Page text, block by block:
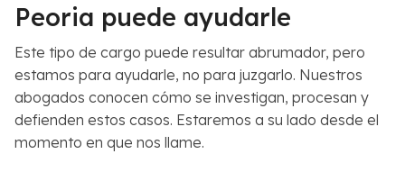
Peoria puede ayudarle
Este tipo de cargo puede resultar abrumador, pero
estamos para ayudarle, no para juzgarlo. Nuestros
abogados conocen cómo se investigan, procesan y
defienden estos casos. Estaremos a su lado desde el
momento en que nos llame.